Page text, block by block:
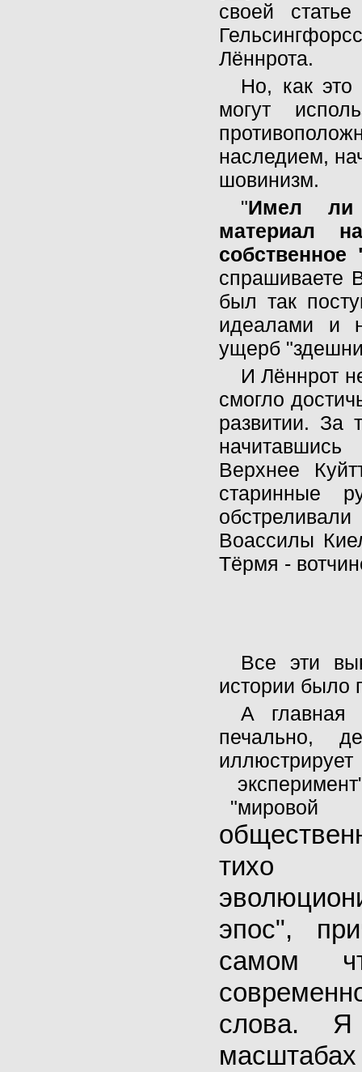
своей
Лённрота.
Но, как это
могут
наследием,
шовинизм.
"Имел ли
материал
собственное
спрашиваете
был так
идеалами и
ущерб
И Лённрот
смогло
развитии. За
Верхнее
старинные
Воассилы
Тёрмя -
Все эти
истории было
А главная
печально,
"мировой
тихо
эпос",
самом
слова.
масштабах